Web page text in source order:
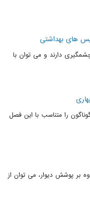
های بهداشتی
دارند و می توان با
را متناسب با این فصل
بر پوشش دیوار، می توان از